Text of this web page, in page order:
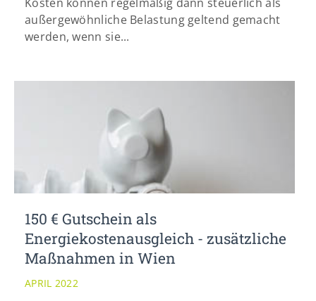
außergewöhnliche Belastung geltend gemacht
werden, wenn sie...
150 € Gutschein als
Energiekostenausgleich - zusätzliche
Maßnahmen in Wien
APRIL 2022